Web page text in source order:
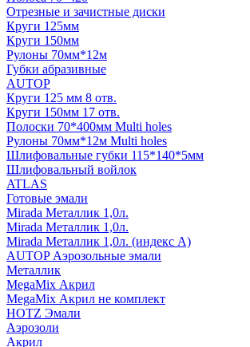
Отрезные и зачистные диски
Круги 125мм
Круги 150мм
Рулоны 70мм*12м
Губки абразивные
AUTOP
Круги 125 мм 8 отв.
Круги 150мм 17 отв.
Полоски 70*400мм Multi holes
Рулоны 70мм*12м Multi holes
Шлифовальные губки 115*140*5мм
Шлифовальный войлок
ATLAS
Готовые эмали
Mirada Металлик 1,0л.
Mirada Металлик 1,0л.
Mirada Металлик 1,0л. (индекс А)
AUTOP Аэрозольные эмали
Металлик
MegaMix Акрил
MegaMix Акрил не комплект
HOTZ Эмали
Аэрозоли
Акрил